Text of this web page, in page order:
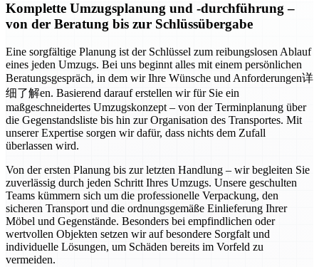
Komplette Umzugsplanung und -durchführung –
von der Beratung bis zur Schlüssübergabe
Eine sorgfältige Planung ist der Schlüssel zum reibungslosen Ablauf
eines jeden Umzugs. Bei uns beginnt alles mit einem persönlichen
Beratungsgespräch, in dem wir Ihre Wünsche und Anforderungen详
细了解en. Basierend darauf erstellen wir für Sie ein
maßgeschneidertes Umzugskonzept – von der Terminplanung über
die Gegenstandsliste bis hin zur Organisation des Transportes. Mit
unserer Expertise sorgen wir dafür, dass nichts dem Zufall
überlassen wird.
Von der ersten Planung bis zur letzten Handlung – wir begleiten Sie
zuverlässig durch jeden Schritt Ihres Umzugs. Unsere geschulten
Teams kümmern sich um die professionelle Verpackung, den
sicheren Transport und die ordnungsgemäße Einlieferung Ihrer
Möbel und Gegenstände. Besonders bei empfindlichen oder
wertvollen Objekten setzen wir auf besondere Sorgfalt und
individuelle Lösungen, um Schäden bereits im Vorfeld zu
vermeiden.